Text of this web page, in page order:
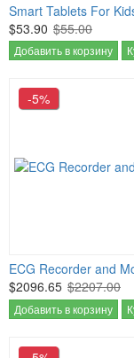
Smart Tablets For
$53.90 $55.00
Добавить в корзину
-5%
ECG Recorder and
$2096.65 $2207.00
Добавить в корзину